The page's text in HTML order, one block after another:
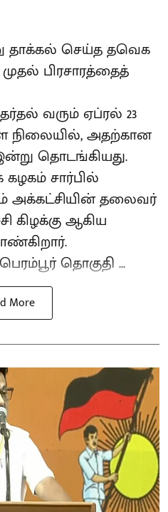
தாக்கல் செய்த தவெக
பிரசாரத்தைத்
வரும் ஏப்ரல் 23
நிலையில், அதற்கான
தொடங்கியது.
சார்பில்
அக்கட்சியின் தலைவர்
கிழக்கு ஆகிய
தொகுதி ...
More